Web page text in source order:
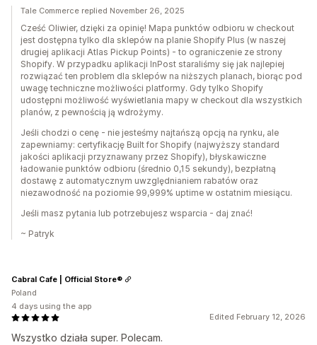
Tale Commerce replied November 26, 2025
Cześć Oliwier, dzięki za opinię! Mapa punktów odbioru w checkout
jest dostępna tylko dla sklepów na planie Shopify Plus (w naszej
drugiej aplikacji Atlas Pickup Points) - to ograniczenie ze strony
Shopify. W przypadku aplikacji InPost staraliśmy się jak najlepiej
rozwiązać ten problem dla sklepów na niższych planach, biorąc pod
uwagę techniczne możliwości platformy. Gdy tylko Shopify
udostępni możliwość wyświetlania mapy w checkout dla wszystkich
planów, z pewnością ją wdrożymy.
Jeśli chodzi o cenę - nie jesteśmy najtańszą opcją na rynku, ale
zapewniamy: certyfikację Built for Shopify (najwyższy standard
jakości aplikacji przyznawany przez Shopify), błyskawiczne
ładowanie punktów odbioru (średnio 0,15 sekundy), bezpłatną
dostawę z automatycznym uwzględnianiem rabatów oraz
niezawodność na poziomie 99,999% uptime w ostatnim miesiącu.
Jeśli masz pytania lub potrzebujesz wsparcia - daj znać!
~ Patryk
Edited February 12, 2026
Wszystko działa super. Polecam.
Cabral Cafe | Official Store®
Poland
4 days using the app